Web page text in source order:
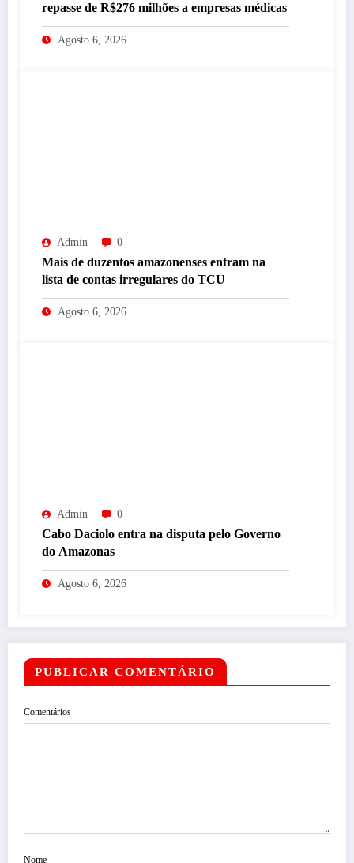
repasse de R$276 milhões a empresas médicas
Agosto 6, 2026
Admin 0
Mais de duzentos amazonenses entram na
lista de contas irregulares do TCU
Agosto 6, 2026
Admin 0
Cabo Daciolo entra na disputa pelo Governo
do Amazonas
Agosto 6, 2026
PUBLICAR COMENTÁRIO
Comentários
Nome